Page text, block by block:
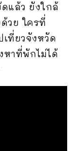
แล้ว ยังใกล้
วย ใครที่
ที่ยวจังหวัด
หาที่พักไม่ได้